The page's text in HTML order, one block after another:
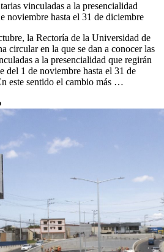
vinculadas a la presencialidad
noviembre hasta el 31 de diciembre
la Rectoría de la Universidad de
circular en la que se dan a conocer las
a la presencialidad que regirán
del 1 de noviembre hasta el 31 de
este sentido el cambio más …